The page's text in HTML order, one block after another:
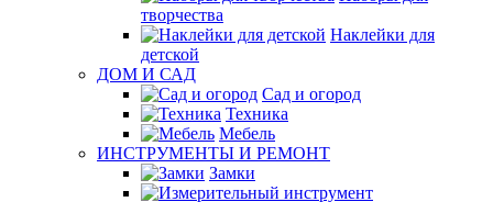
творчества
Наклейки для
детской
ДОМ И САД
Сад и огород
Техника
Мебель
ИНСТРУМЕНТЫ И РЕМОНТ
Замки